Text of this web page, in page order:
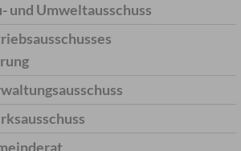
und Umweltausschuss